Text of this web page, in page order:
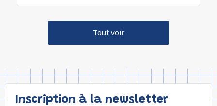
Tout voir
Inscription à la newsletter